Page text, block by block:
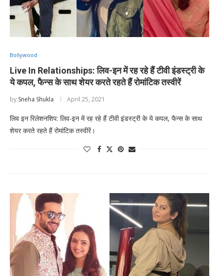
Bollywood
Live In Relationships: लिव-इन में रह रहे हैं टीवी इंडस्ट्री के
ये कपल, फैन्स के साथ शेयर करते रहते हैं रोमांटिक तस्वीरें
by Sneha Shukla April 25, 2021
लिव इन रिलेशनशिप: लिव-इन में रह रहे हैं टीवी इंडस्ट्री के ये कपल, फैन्स के साथ
शेयर करते रहते हैं रोमांटिक तस्वीरें।